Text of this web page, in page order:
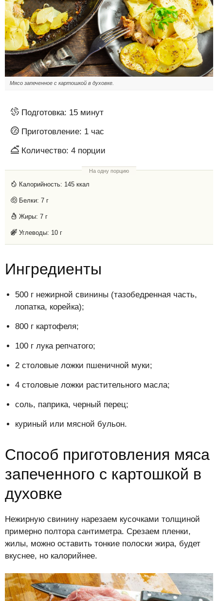
Мясо запеченное с картошкой в духовке.
Подготовка: 15 минут
Приготовление: 1 час
Количество: 4 порции
На одну порцию
Калорийность: 145 ккал
Белки: 7 г
Жиры: 7 г
Углеводы: 10 г
Ингредиенты
500 г нежирной свинины (тазобедренная часть,
лопатка, корейка);
800 г картофеля;
100 г лука репчатого;
2 столовые ложки пшеничной муки;
4 столовые ложки растительного масла;
соль, паприка, черный перец;
куриный или мясной бульон.
Способ приготовления мяса
запеченного с картошкой в
духовке
Нежирную свинину нарезаем кусочками толщиной
примерно полтора сантиметра. Срезаем пленки,
жилы, можно оставить тонкие полоски жира, будет
вкуснее, но калорийнее.